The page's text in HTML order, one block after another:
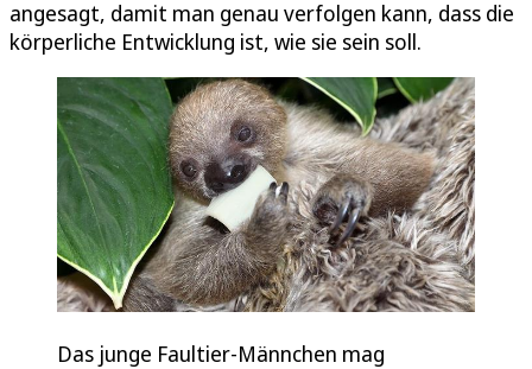
angesagt, damit man genau verfolgen kann, dass die
körperliche Entwicklung ist, wie sie sein soll.
Das junge Faultier-Männchen mag